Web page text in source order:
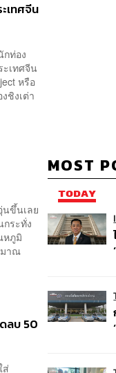
เทศจีน
กท่อง
ะเทศจีน
หรือ
ชิงเต่า
นขึ้นเลย
ระทั่ง
หภูมิ
มาณ
ลบ 50
ส่
MOST
TODAY